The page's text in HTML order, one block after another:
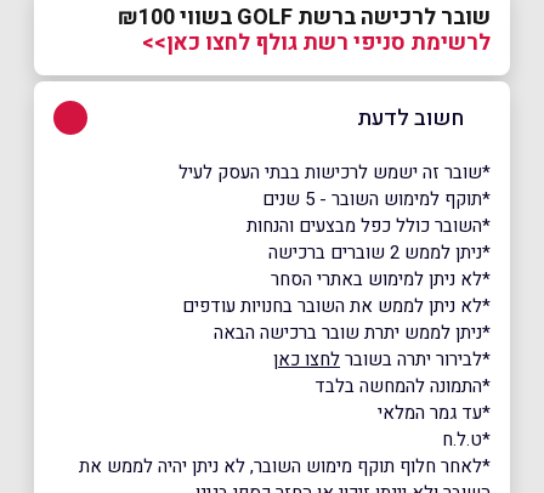
שובר לרכישה ברשת GOLF בשווי ₪100
לרשימת סניפי רשת גולף לחצו כאן>>
חשוב לדעת
*שובר זה ישמש לרכישות בבתי העסק לעיל
*תוקף למימוש השובר - 5 שנים
*השובר כולל כפל מבצעים והנחות
*ניתן לממש 2 שוברים ברכישה
*לא ניתן למימוש באתרי הסחר
*לא ניתן לממש את השובר בחנויות עודפים
*ניתן לממש יתרת שובר ברכישה הבאה
*לבירור יתרה בשוברלחצו כאן
*התמונה להמחשה בלבד
*עד גמר המלאי
*ט.ל.ח
*לאחר חלוף תוקף מימוש השובר, לא ניתן יהיה לממש את